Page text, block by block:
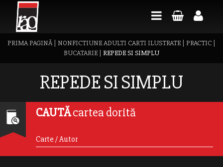
PRIMA PAGINĂ| NONFICTIUNE ADULTI CARTI ILUSTRATE PRACTIC
BUCATARIE
REPEDE SI SIMPLU
REPEDE SI SIMPLU
CAUTĂcartea dorită